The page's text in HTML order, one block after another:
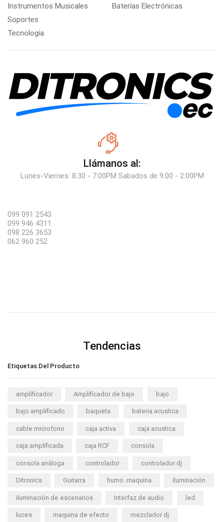
Instrumentos Musicales
Soportes
Tecnología
Baterías Electrónicas
Llámanos al:
Lunes-Viernes: 8:30 - 7:00PM Sabados de 9:00 - 2:00PM
099 091 2543
099 946 4311
098 226 3653
062 960 252
Tendencias
Etiquetas Del Producto
amplificador Amplificador de bajo bajo
bajo amplificado baqueta bateria acustica
cable microfono caja activa caja acustica
caja amplificada caja RCF consola
consola análoga controlador controlador dj
Ditronics Guitarra humo. maquina iluminación
iluminación de escenarios Interfaz de audio led
luces maquina de efecto mezclador dj